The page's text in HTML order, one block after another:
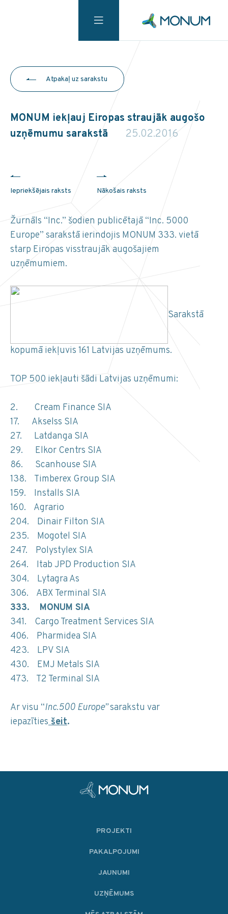
Atpakaļ uz sarakstu
MONUM iekļauj Eiropas straujāk augošo
uzņēmumu sarakstā
25.02.2016
Iepriekšējais raksts Nākošais raksts
Žurnāls “Inc.” šodien publicētajā “Inc. 5000
Europe” sarakstā ierindojis MONUM 333. vietā
starp Eiropas visstraujāk augošajiem
uzņēmumiem.
Sarakstā
kopumā iekļuvis 161 Latvijas uzņēmums.
TOP 500 iekļauti šādi Latvijas uzņēmumi:
2. Cream Finance SIA
17. Akselss SIA
27. Latdanga SIA
29. Elkor Centrs SIA
86. Scanhouse SIA
138. Timberex Group SIA
159. Installs SIA
160. Agrario
204. Dinair Filton SIA
235. Mogotel SIA
247. Polystylex SIA
264. Itab JPD Production SIA
304. Lytagra As
306. ABX Terminal SIA
333. MONUM SIA
341. Cargo Treatment Services SIA
406. Pharmidea SIA
423. LPV SIA
430. EMJ Metals SIA
473. T2 Terminal SIA
Ar visu “Inc.500 Europe”sarakstu var
iepazītiesšeit.
PROJEKTI
PAKALPOJUMI
JAUNUMI
UZŅĒMUMS